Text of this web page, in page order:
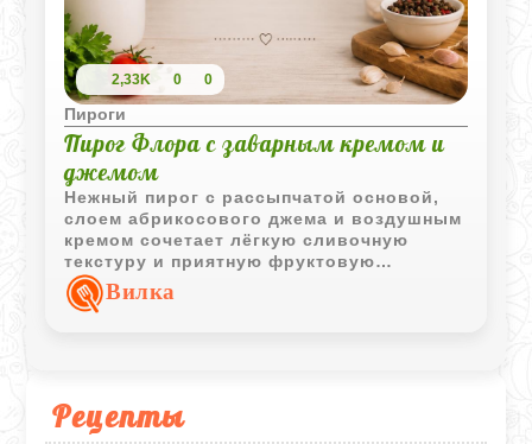
Рецепты
2,33K 0 0
Пироги
Пирог Флора с заварным кремом и
джемом
Нежный пирог с рассыпчатой основой,
слоем абрикосового джема и воздушным
кремом сочетает лёгкую сливочную
текстуру и приятную фруктовую
кислинку. Такой десерт выглядит
нарядно и хорошо подходит для
Вилка